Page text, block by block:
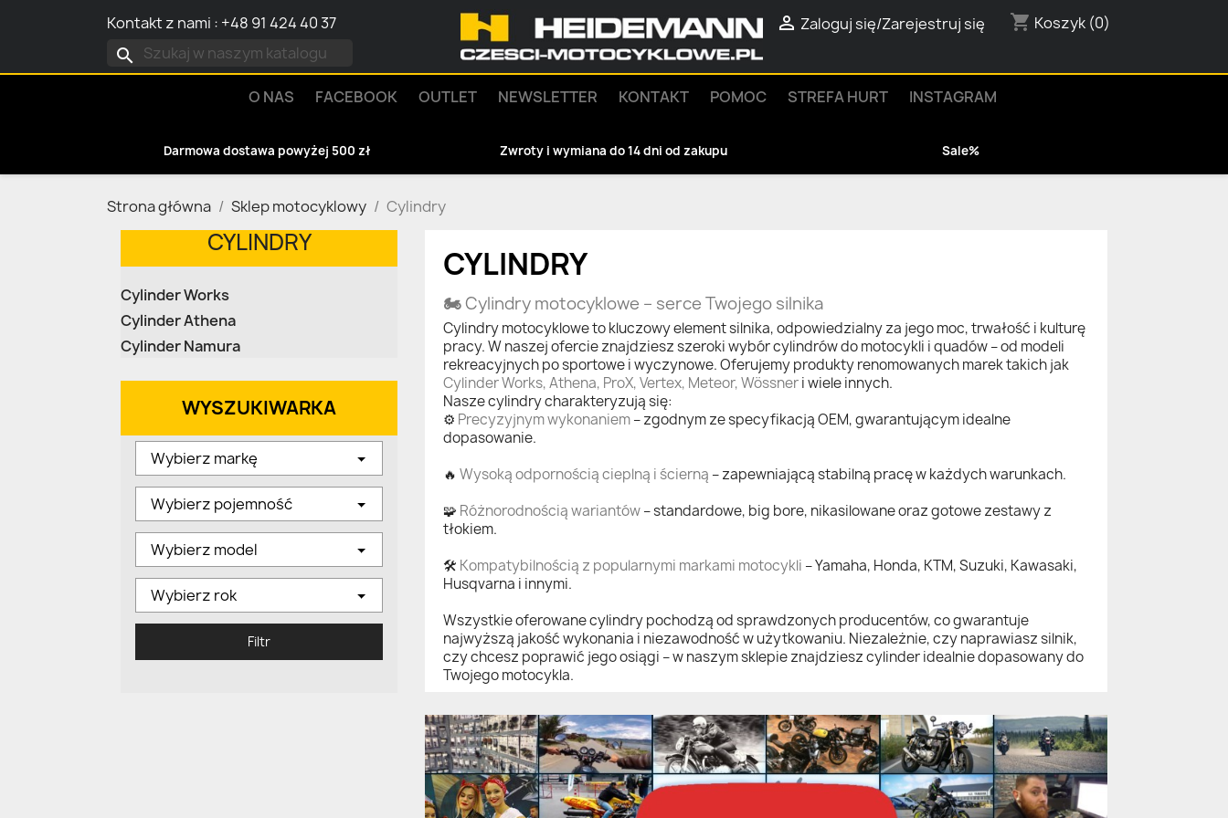
Kontakt z nami : +48 91 424 40 37
search
 Zaloguj się/Zarejestruj się shopping_cart Koszyk (0)
O NAS FACEBOOK OUTLET NEWSLETTER KONTAKT POMOC STREFA HURT INSTAGRAM
Darmowa dostawa powyżej 500 zł Zwroty i wymiana do 14 dni od zakupu Sale%
Strona główna Sklep motocyklowy Cylindry
CYLINDRY
Cylinder Works
Cylinder Athena
Cylinder Namura
WYSZUKIWARKA
Wybierz markę
Wybierz pojemność
Wybierz model
Wybierz rok
Filtr
CYLINDRY
🏍️Cylindry motocyklowe – serce Twojego silnika
Cylindry motocyklowe to kluczowy element silnika, odpowiedzialny za jego moc, trwałość i kulturę
pracy. W naszej ofercie znajdziesz szeroki wybór cylindrów do motocykli i quadów – od modeli
rekreacyjnych po sportowe i wyczynowe. Oferujemy produkty renomowanych marek takich jak
Cylinder Works, Athena, ProX, Vertex, Meteor, Wössneri wiele innych.
Nasze cylindry charakteryzują się:
⚙️ Precyzyjnym wykonaniem– zgodnym ze specyfikacją OEM, gwarantującym idealne
dopasowanie.
🔥 Wysoką odpornością cieplną i ścierną – zapewniającą stabilną pracę w każdych warunkach.
🧩 Różnorodnością wariantów– standardowe, big bore, nikasilowane oraz gotowe zestawy z
tłokiem.
🛠️ Kompatybilnością z popularnymi markami motocykli – Yamaha, Honda, KTM, Suzuki, Kawasaki,
Husqvarna i innymi.
Wszystkie oferowane cylindry pochodzą od sprawdzonych producentów, co gwarantuje
najwyższą jakość wykonania i niezawodność w użytkowaniu. Niezależnie, czy naprawiasz silnik,
czy chcesz poprawić jego osiągi – w naszym sklepie znajdziesz cylinder idealnie dopasowany do
Twojego motocykla.